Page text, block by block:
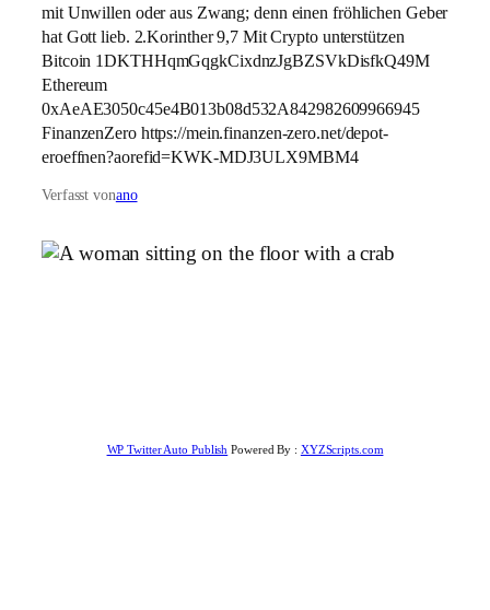
mit Unwillen oder aus Zwang; denn einen fröhlichen Geber
hat Gott lieb. 2.Korinther 9,7 Mit Crypto unterstützen
Bitcoin 1DKTHHqmGqgkCixdnzJgBZSVkDisfkQ49M
Ethereum
0xAeAE3050c45e4B013b08d532A842982609966945
FinanzenZero https://mein.finanzen-zero.net/depot-
eroeffnen?aorefid=KWK-MDJ3ULX9MBM4
Verfasst vonano
WP Twitter Auto Publish Powered By : XYZScripts.com